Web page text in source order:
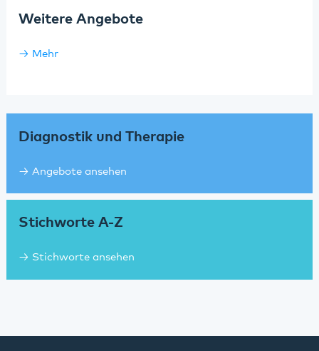
Weitere Angebote
Mehr
Diagnostik und Therapie
Angebote ansehen
Stichworte A-Z
Stichworte ansehen